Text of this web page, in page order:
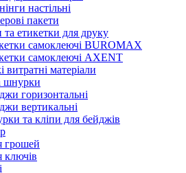
настільні
пакети
етикетки для друку
самоклеючі BUROMAX
самоклеючі AXENT
витратні матеріали
шнурки
горизонтальні
вертикальні
та кліпи для бейджів
грошей
ключів